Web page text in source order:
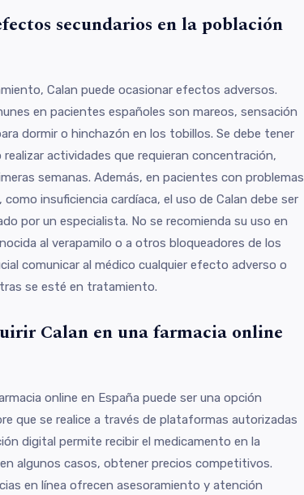
secundarios en la población
Calan puede ocasionar efectos adversos.
en pacientes españoles son mareos, sensación
dormir o hinchazón en los tobillos. Se debe tener
actividades que requieran concentración,
semanas. Además, en pacientes con problemas
insuficiencia cardíaca, el uso de Calan debe ser
por un especialista. No se recomienda su uso en
al verapamilo o a otros bloqueadores de los
comunicar al médico cualquier efecto adverso o
se esté en tratamiento.
Calan en una farmacia online
online en España puede ser una opción
que se realice a través de plataformas autorizadas
digital permite recibir el medicamento en la
algunos casos, obtener precios competitivos.
en línea ofrecen asesoramiento y atención